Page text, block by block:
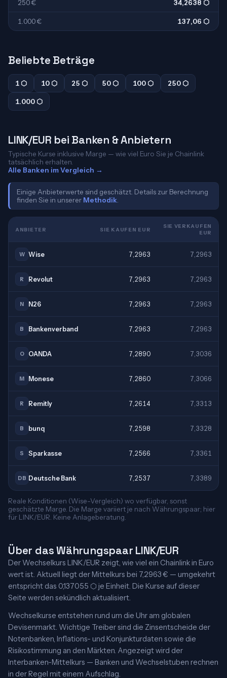
250 € 34,2638 ⬡
1.000 € 137,06 ⬡
Beliebte Beträge
1 ⬡ 10 ⬡ 25 ⬡ 50 ⬡ 100 ⬡
250 ⬡
1.000 ⬡
LINK/EUR bei Banken & Anbietern
Typische Kurse inklusive Marge — wie viel Euro Sie je Chainlink
tatsächlich erhalten.
Alle Banken im Vergleich →
Einige Anbieterwerte sind geschätzt. Details zur Berechnung
finden Sie in unserer Methodik
ANBIETER SIE KAUFEN EUR
SIE VERKAUFEN
EUR
W Wise 7,2963 7,2963
R Revolut 7,2963 7,2963
N N26 7,2963 7,2963
B Bankenverband 7,2963 7,2963
O OANDA 7,2890 7,3036
M Monese 7,2860 7,3066
R Remitly 7,2614 7,3313
B bunq 7,2598 7,3328
S Sparkasse 7,2566 7,3361
DB Deutsche Bank 7,2537 7,3389
Reale Konditionen (Wise-Vergleich) wo verfügbar, sonst
geschätzte Marge. Die Marge variiert je nach Währungspaar; hier
für LINK/EUR. Keine Anlageberatung.
Über das Währungspaar LINK/EUR
Der Wechselkurs LINK/EUR zeigt, wie viel ein Chainlink in Euro
wert ist. Aktuell liegt der Mittelkurs bei 7,2963 € — umgekehrt
entspricht das 0,137055 ⬡ je Einheit. Die Kurse auf dieser
Seite werden sekündlich aktualisiert.
Wechselkurse entstehen rund um die Uhr am globalen
Devisenmarkt. Wichtige Treiber sind die Zinsentscheide der
Notenbanken, Inflations- und Konjunkturdaten sowie die
Risikostimmung an den Märkten. Angezeigt wird der
Interbanken-Mittelkurs — Banken und Wechselstuben rechnen
in der Regel mit einem Aufschlag.